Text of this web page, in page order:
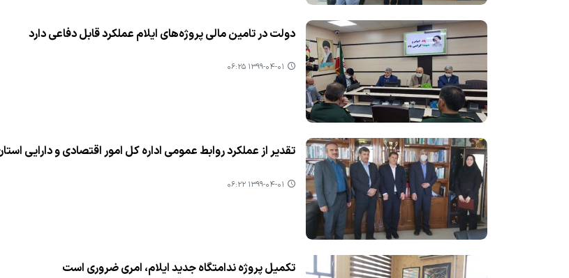
دولت در تامین مالی پروژه‌های ایلام عملكرد قابل دفاعی دارد
۱۳۹۹-۰۴-۰۱ ۰۶:۲۵
تقدیر از عملكرد روابط عمومی اداره كل امور اقتصادی و دارایی
۱۳۹۹-۰۴-۰۱ ۰۶:۲۲
تكمیل پروژه ندامتگاه جدید ایلام، امری ضروری است